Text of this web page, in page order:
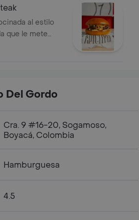
lechuga y
pollo no se
al estilo
que le mete
de queso
alma
Del Gordo
Cra. 9 #16-20, Sogamoso,
Boyacá, Colombia
Hamburguesa
4.5